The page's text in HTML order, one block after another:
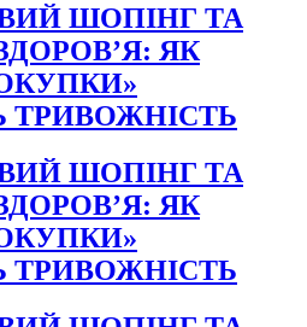
ШОПІНГ ТА
ЯК
ШОПІНГ ТА
ЯК